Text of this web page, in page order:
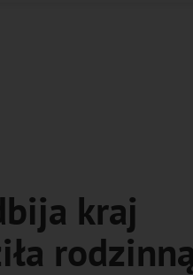
kraj